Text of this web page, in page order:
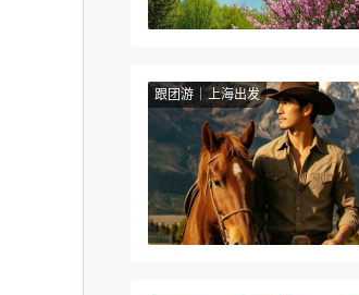
跟团游 上海出发